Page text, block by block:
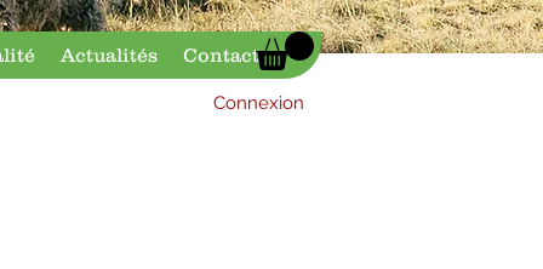
Actualités Contact
Connexion